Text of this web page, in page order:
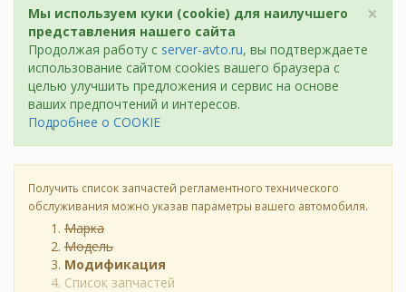
×
Мы используем куки (cookie) для наилучшего
представления нашего сайта
Продолжая работу с server-avto.ru, вы подтверждаете
использование сайтом cookies вашего браузера с
целью улучшить предложения и сервис на основе
ваших предпочтений и интересов.
Подробнее о COOKIE
Получить список запчастей регламентного технического
обслуживания можно указав параметры вашего автомобиля.
Марка
Модель
Модификация
Список запчастей